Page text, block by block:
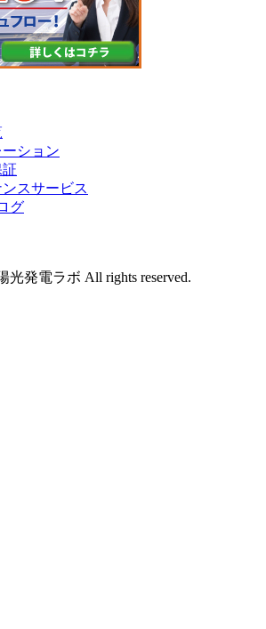
ション
ンスサービス
グ
光発電ラボ All rights reserved.